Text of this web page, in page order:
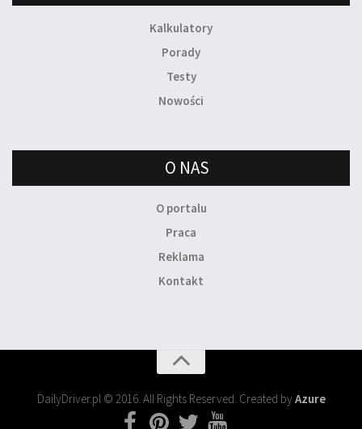
Kalkulatory
Porady
Testy
Nowości
O NAS
O portalu
Praca
Reklama
Kontakt
DailyDriver.pl © 2016. All Rights Reserved. Created byAzure